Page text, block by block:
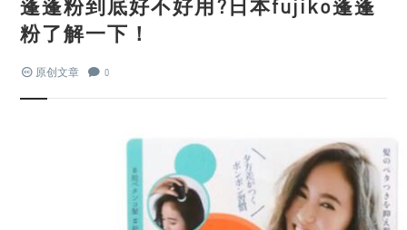
蓬蓬粉到底好不好用?日本fujiko蓬蓬
粉了解一下！
原创文章 0